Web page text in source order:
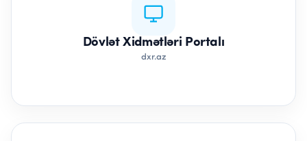
Dövlət Xidmətləri Portalı
dxr.az